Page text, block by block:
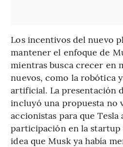
Los incentivos del nuevo
mantener el enfoque de
mientras busca crecer en
nuevos, como la robótica
artificial. La presentación
incluyó una propuesta no
accionistas para que Tesla
participación en la startup
idea que Musk ya había